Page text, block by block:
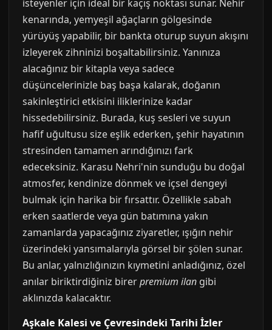
isteyenler için ideal bir kaçış noktası sunar. Nehir
kenarında, yemyeşil ağaçların gölgesinde
yürüyüş yapabilir, bir bankta oturup suyun akışını
izleyerek zihninizi boşaltabilirsiniz. Yanınıza
alacağınız bir kitapla veya sadece
düşüncelerinizle baş başa kalarak, doğanın
sakinleştirici etkisini iliklerinize kadar
hissedebilirsiniz. Burada, kuş sesleri ve suyun
hafif uğultusu size eşlik ederken, şehir hayatının
stresinden tamamen arındığınızı fark
edeceksiniz. Karasu Nehri'nin sunduğu bu doğal
atmosfer, kendinize dönmek ve içsel dengeyi
bulmak için harika bir fırsattır. Özellikle sabah
erken saatlerde veya gün batımına yakın
zamanlarda yapacağınız ziyaretler, ışığın nehir
üzerindeki yansımalarıyla görsel bir şölen sunar.
Bu anlar, yalnızlığınızın kıymetini anladığınız, özel
anılar biriktirdiğiniz birerpremium ilan gibi
aklınızda kalacaktır.
Aşkale Kalesi ve Çevresindeki Tarihi İzler